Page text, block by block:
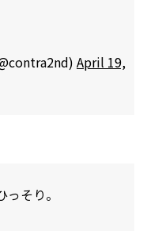
April 19,
そり。